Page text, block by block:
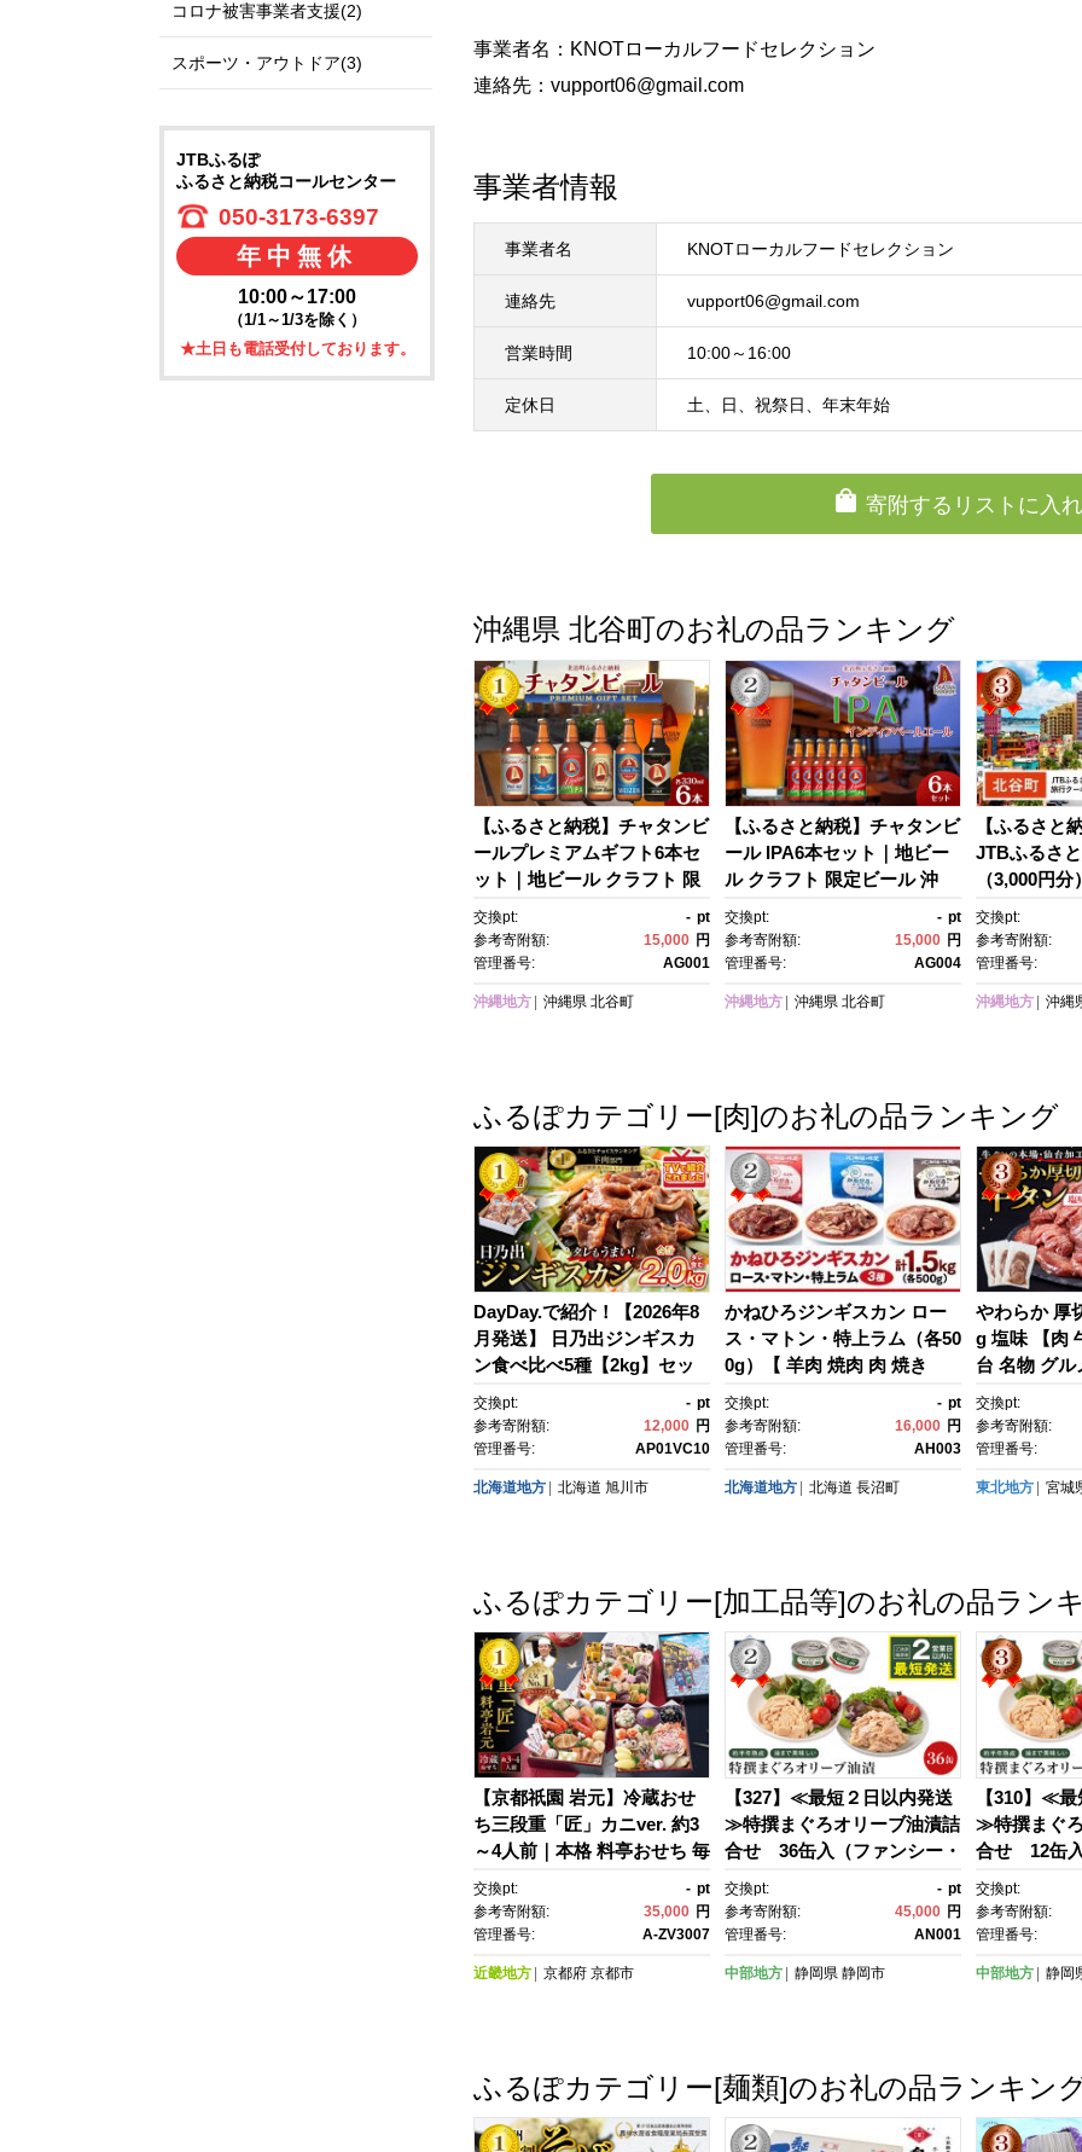
事業者名：KNOTローカルフードセレクション
連絡先：vupport06@gmail.com
事業者情報
事業者名 KNOTローカルフードセレクション
連絡先 vupport06@gmail.com
営業時間 10:00～16:00
定休日 土、日、祝祭日、年末年始
寄附するリストに入
沖縄県 北谷町のお礼の品ランキング
【ふるさと納税】チャタンビ
ールプレミアムギフト6本セ
ット｜地ビール クラフト 限
定ビール 沖縄 北谷 チャタン
ビール リゾート 旅行 トラベ
ル セットギフト プレゼン
め 送料無料
交換pt: - pt
参考寄附額:
15,000 円
管理番号:
AG001
沖縄地方 沖縄県 北谷町
【ふるさと納税】チャタンビ
ール IPA6本セット｜地ビー
ル クラフト 限定ビール 沖
縄 北谷 チャタンビール リゾ
ート 旅行 トラベル セットギ
フト プレゼント 風景 人気 息
交換pt: - pt
参考寄附額:
15,000 円
管理番号:
AG004
沖縄地方 沖縄県 北谷町
【ふるさと
JTBふるさ
（3,000円
（Eメール
ベル 予約
泊 観光 体験
館 チケット
交換pt:
参考寄附額:
管理番号:
沖縄地方 沖縄
ふるぽカテゴリー[肉]のお礼の品ランキング
DayDay.で紹介！【2026年8
月発送】 日乃出ジンギスカ
ン食べ比べ5種【2kg】セッ
ト _04440
交換pt: - pt
参考寄附額:
12,000 円
管理番号:
AP01VC10
北海道地方 北海道 旭川市
かねひろジンギスカン ロー
ス・マトン・特上ラム（各50
0g）【 羊肉 焼肉 肉 焼き
肉 小分け 焼肉用 焼肉セッ
ト ラム ロース お肉 やきに
く ラム肉 高評価 大容量 ラン
せ 詰め合わせ タレ 味付け 小
ンプ アウトドア クール便 】
交換pt: - pt
参考寄附額:
16,000 円
管理番号:
AH003
北海道地方 北海道 長沼町
やわらか 厚
g 塩味 【肉
台 名物 グル
肉 小分け
き 柔らか
凍 焼くだけ
BQ キャン
ルメ 宮城県
答 仙台市】
交換pt:
参考寄附額:
管理番号:
東北地方 宮城
ふるぽカテゴリー[加工品等]のお礼の品ラン
【京都祇園 岩元】冷蔵おせ
ち三段重「匠」カニver. 約3
～4人前｜本格 料亭おせち 毎
年完売必至 人気［ 京都 祇
園 老舗 料亭 完売必至の大人
気おせち おすすめ 三段重 3
ち お節 京おせち 京料理 グル
交換pt: - pt
参考寄附額:
35,000 円
管理番号:
A-ZV3007
近畿地方 京都府 京都市
【327】≪最短２日以内発送
≫特撰まぐろオリーブ油漬詰
合せ 36缶入（ファンシー・
フレークセット） 静岡一番
人気 素材重視のツナ缶のお
いしさ 熟成 高級まぐろ ツ
レーク 缶詰 常温 魚貝類 食
せ グルメ ストック食材 たん
ぱく質 キャンプ オリーブオ
イル
交換pt: - pt
参考寄附額:
45,000 円
管理番号:
AN001
中部地方 静岡県 静岡市
【310】≪
≫特撰まぐ
合せ 12缶
フレークセ
気 素材重視
しさ◆ 熟成
ーク 缶詰
せ グルメ ス
ぱく質 キャ
イル
交換pt:
参考寄附額:
管理番号:
中部地方 静岡
ふるぽカテゴリー[麺類]のお礼の品ランキン
コロナ被害事業者支援(2)
スポーツ・アウトドア(3)
JTBふるぽ
ふるさと納税コールセンター
050-3173-6397
年中無休
10:00～17:00
（1/1～1/3を除く）
★土日も電話受付しております。